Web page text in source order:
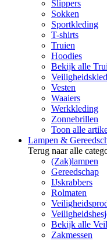
Slippers
Sokken
Sportkleding
T-shirts
Truien
Hoodies
Bekijk alle
Vesten
Waaiers
Werkkleding
Zonnebrillen
Toon alle
Lampen &
Terug naar alle
(Zak)lampen
Gereedschap
IJskrabbers
Rolmaten
Bekijk alle
Zakmessen